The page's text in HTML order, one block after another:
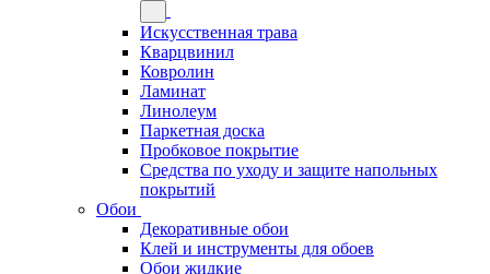
Искусственная трава
Кварцвинил
Ковролин
Ламинат
Линолеум
Паркетная доска
Пробковое покрытие
Средства по уходу и защите напольных
покрытий
Обои
Декоративные обои
Клей и инструменты для обоев
Обои жидкие